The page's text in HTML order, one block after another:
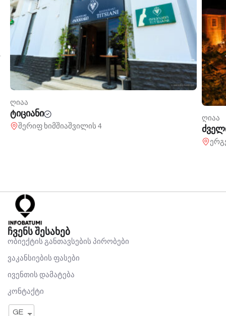
ღიაა
ტიციანი
შერიფ ხიმშიაშვილის 4
ღიაა
ჩვენს შესახებ
ობიექტის განთავსების პირობები
ვაკანსიების ფასები
ივენთის დამატება
კონტაქტი
GE